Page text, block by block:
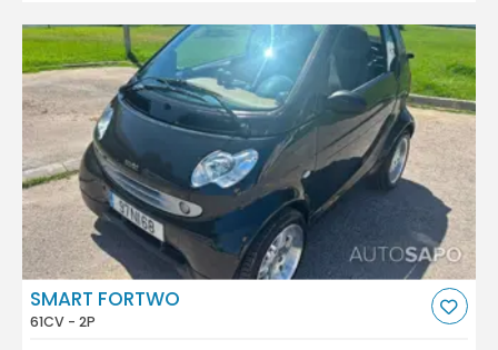
SMART FORTWO
61CV - 2P